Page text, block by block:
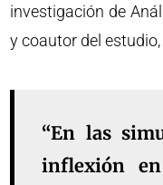
investigación de
y coautor del
“En las
inflexión